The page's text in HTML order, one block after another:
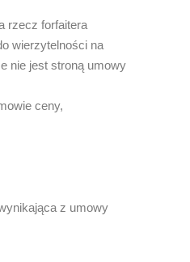
rzecz forfaitera
wierzytelności na
nie jest stroną umowy
ceny,
z umowy